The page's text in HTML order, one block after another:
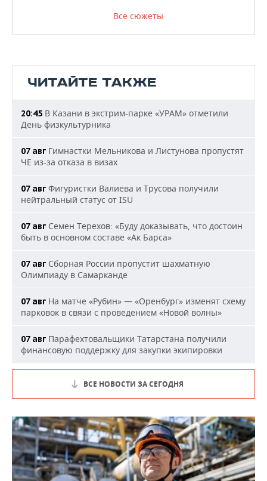
Все сюжеты
ЧИТАЙТЕ ТАКЖЕ
20:45 В Казани в экстрим-парке «УРАМ» отметили
День физкультурника
07 авг Гимнастки Мельникова и Листунова пропустят
ЧЕ из-за отказа в визах
07 авг Фигуристки Валиева и Трусова получили
нейтральный статус от ISU
07 авг Семен Терехов: «Буду доказывать, что достоин
быть в основном составе «Ак Барса»
07 авг Сборная России пропустит шахматную
Олимпиаду в Самарканде
07 авг На матче «Рубин» — «Оренбург» изменят схему
парковок в связи с проведением «Новой волны»
07 авг Парафехтовальщики Татарстана получили
финансовую поддержку для закупки экипировки
ВСЕ НОВОСТИ ЗА СЕГОДНЯ